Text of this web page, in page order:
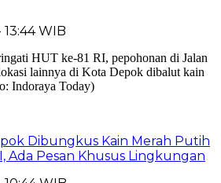
WIB
Dibungkus Kain Merah Putih
Ada Pesan Khusus Lingkungan